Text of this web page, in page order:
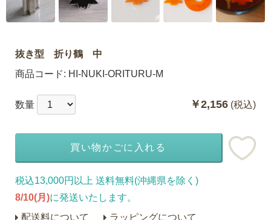
抜き型 折り鶴 中
商品コード: HI-NUKI-ORITURU-M
￥2,156 (税込)
数量
買い物かごに入れる
税込13,000円以上 送料無料(沖縄県を除く)
8/10(月)に発送いたします。
配送料について
ラッピングについて